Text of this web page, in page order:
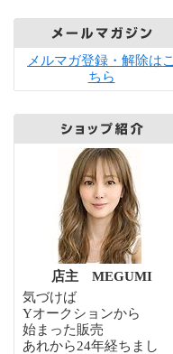
メルマガ登録・解除はこ
ちら
店主 MEGUMI
気づけば
Yオークションから
始まった販売
あれから24年経ちまし